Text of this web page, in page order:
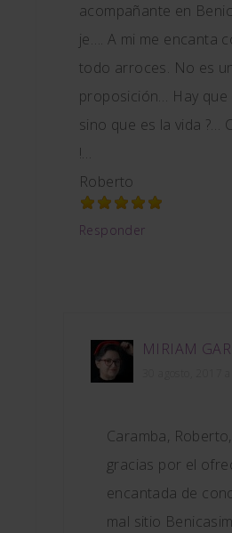
acompañante en
je…. A mi me encanta
todo arroces. No es
proposición… Hay
sino que es la vida ?…
!…
Roberto
Responder
MIRIAM
Caramba,
gracias por el
encantada de
mal sitio